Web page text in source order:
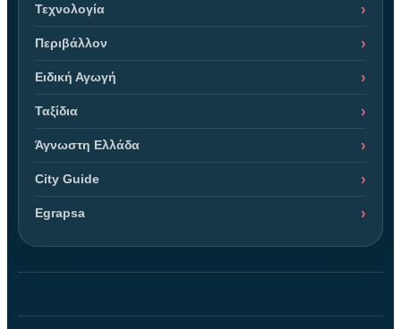
Τεχνολογία
Περιβάλλον
Ειδική Αγωγή
Ταξίδια
Άγνωστη Ελλάδα
City Guide
Egrapsa